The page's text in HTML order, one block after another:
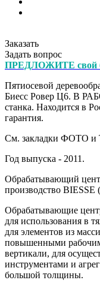
Заказать
Задать вопрос
ПРЕДЛОЖИТЕ свой
Пятиосевой
Биесс Ровер Ц6. В
станка. Находится в
гарантия.
См. закладки ФОТО и
Год выпуска - 2011.
Обрабатывающий
производство BIESSE
Обрабатывающие
для использования в
для элементов из
повышенными
вертикали, для
инструментами и
большой толщины.